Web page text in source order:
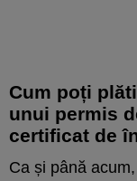
Cum poți
unui permis
certificat de
Ca și până